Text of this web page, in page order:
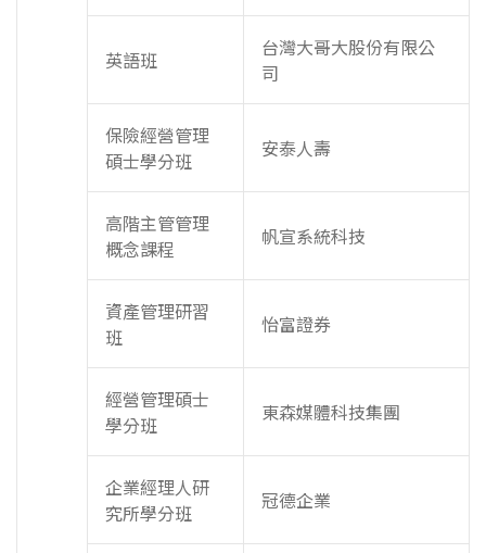
英語班
台灣大哥大股份有限公
司
保險經營管理
碩士學分班
安泰人壽
高階主管管理
概念課程
帆宣系統科技
資產管理研習
班
怡富證券
經營管理碩士
學分班
東森媒體科技集團
企業經理人研
究所學分班
冠德企業